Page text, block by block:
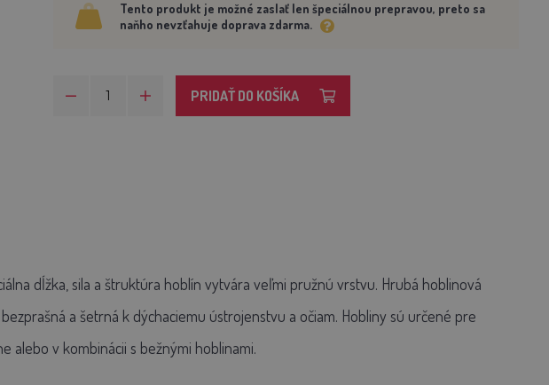
Tento produkt je možné zaslať len špeciálnou prepravou, preto sa
naňho nevzťahuje doprava zdarma.
PRIDAŤ DO KOŠÍKA
dĺžka, sila a štruktúra hoblín vytvára veľmi pružnú vrstvu. Hrubá hoblinová
a šetrná k dýchaciemu ústrojenstvu a očiam. Hobliny sú určené pre
alebo v kombinácii s bežnými hoblinami.